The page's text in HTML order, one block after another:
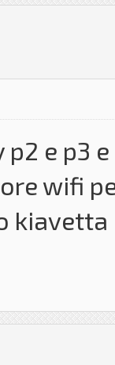
p2 e p3
wifi
kiavetta